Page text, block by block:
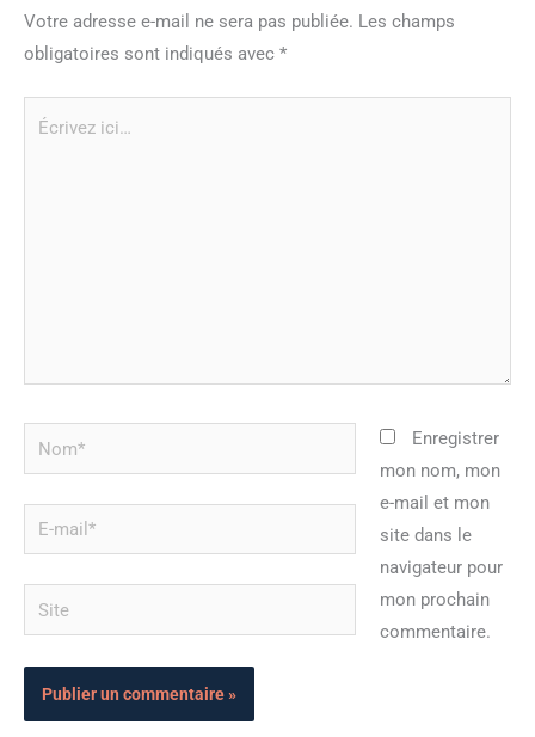
Votre adresse e-mail ne sera pas publiée. Les champs
obligatoires sont indiqués avec *
Nom*
mail*
Site
Enregistrer
mon nom, mon
e-mail et mon
site dans le
navigateur pour
mon prochain
commentaire.